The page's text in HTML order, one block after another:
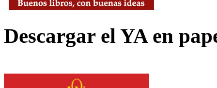
Descargar el YA en